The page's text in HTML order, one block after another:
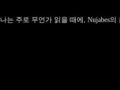
나는 주로 무언가 읽을 때에, Nujabes